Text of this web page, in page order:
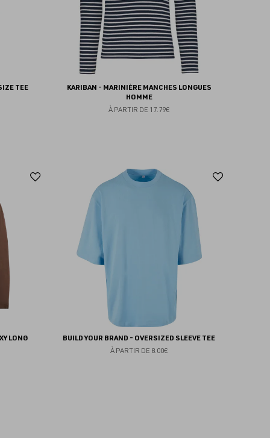
TEE
KARIBAN - MARINIÈRE MANCHES LONGUES
HOMME
À PARTIR DE 17.79€
LONG
BUILD YOUR BRAND - OVERSIZED SLEEVE TEE
À PARTIR DE 8.00€